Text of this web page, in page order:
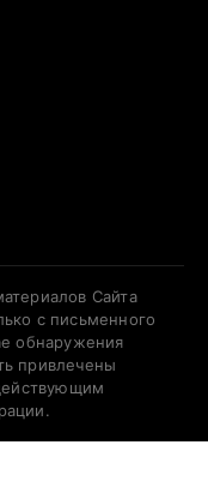
Сайта
с письменного
обнаружения
привлечены